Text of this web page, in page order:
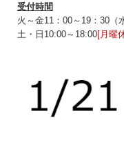
受付時間
火～金11：00～19：30（
土・日10:00～18:00[月曜